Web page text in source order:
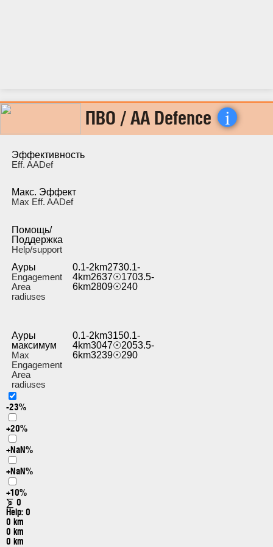
ПВО / AA Defence i
Эффективность
Eff. AADef
Макс. Эффект
Max Eff. AADef
Помощь/
Поддержка
Help/support
Ауры
Engagement
Area
radiuses
0.1-2km2730.1-
4km2637☉1703.5-
6km2809☉240
Ауры
максимум
Max
Engagement
Area
radiuses
0.1-2km3150.1-
4km3047☉2053.5-
6km3239☉290
-23%
+20%
+NaN%
+NaN%
+10%
⨊ 0
Help:0
0 km
0 km
0 km